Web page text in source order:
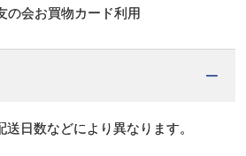
の会お買物カード利用
日数などにより異なります。